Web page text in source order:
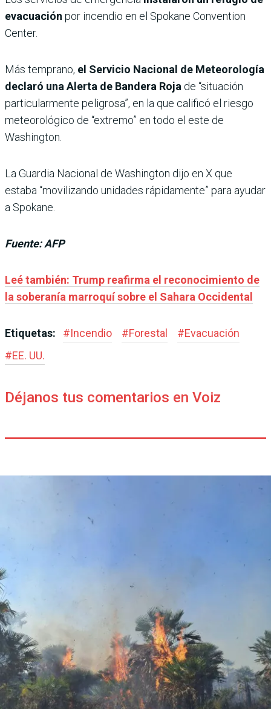
evacuación por incendio en el Spokane Convention
Center.
Más temprano, el Servicio Nacional de Meteorología
declaró una Alerta de Bandera Roja de “situación
particularmente peligrosa”, en la que calificó el riesgo
meteorológico de “extremo” en todo el este de
Washington.
La Guardia Nacional de Washington dijo en X que
estaba “movilizando unidades rápidamente” para ayudar
a Spokane.
Fuente: AFP
Leé también: Trump reafirma el reconocimiento de
la soberanía marroquí sobre el Sahara Occidental
Etiquetas: #Incendio #Forestal #Evacuación
#EE. UU.
Déjanos tus comentarios en Voiz